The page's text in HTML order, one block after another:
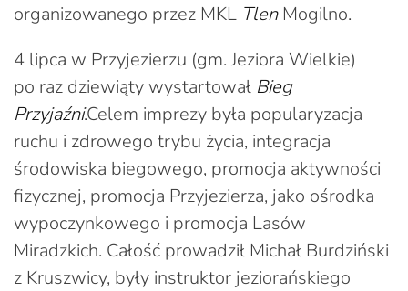
organizowanego przez MKL TlenMogilno.
4 lipca w Przyjezierzu (gm. Jeziora Wielkie)
po raz dziewiąty wystartował Bieg
Przyjaźni.Celem imprezy była popularyzacja
ruchu i zdrowego trybu życia, integracja
środowiska biegowego, promocja aktywności
fizycznej, promocja Przyjezierza, jako ośrodka
wypoczynkowego i promocja Lasów
Miradzkich. Całość prowadził Michał Burdziński
z Kruszwicy, były instruktor jeziorańskiego